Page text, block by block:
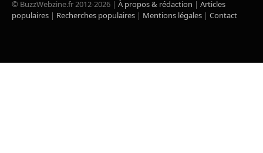
© BuzzWebzine.fr 2012-2026 | À propos & rédaction | Articles
populaires | Recherches populaires | Mentions légales | Contact